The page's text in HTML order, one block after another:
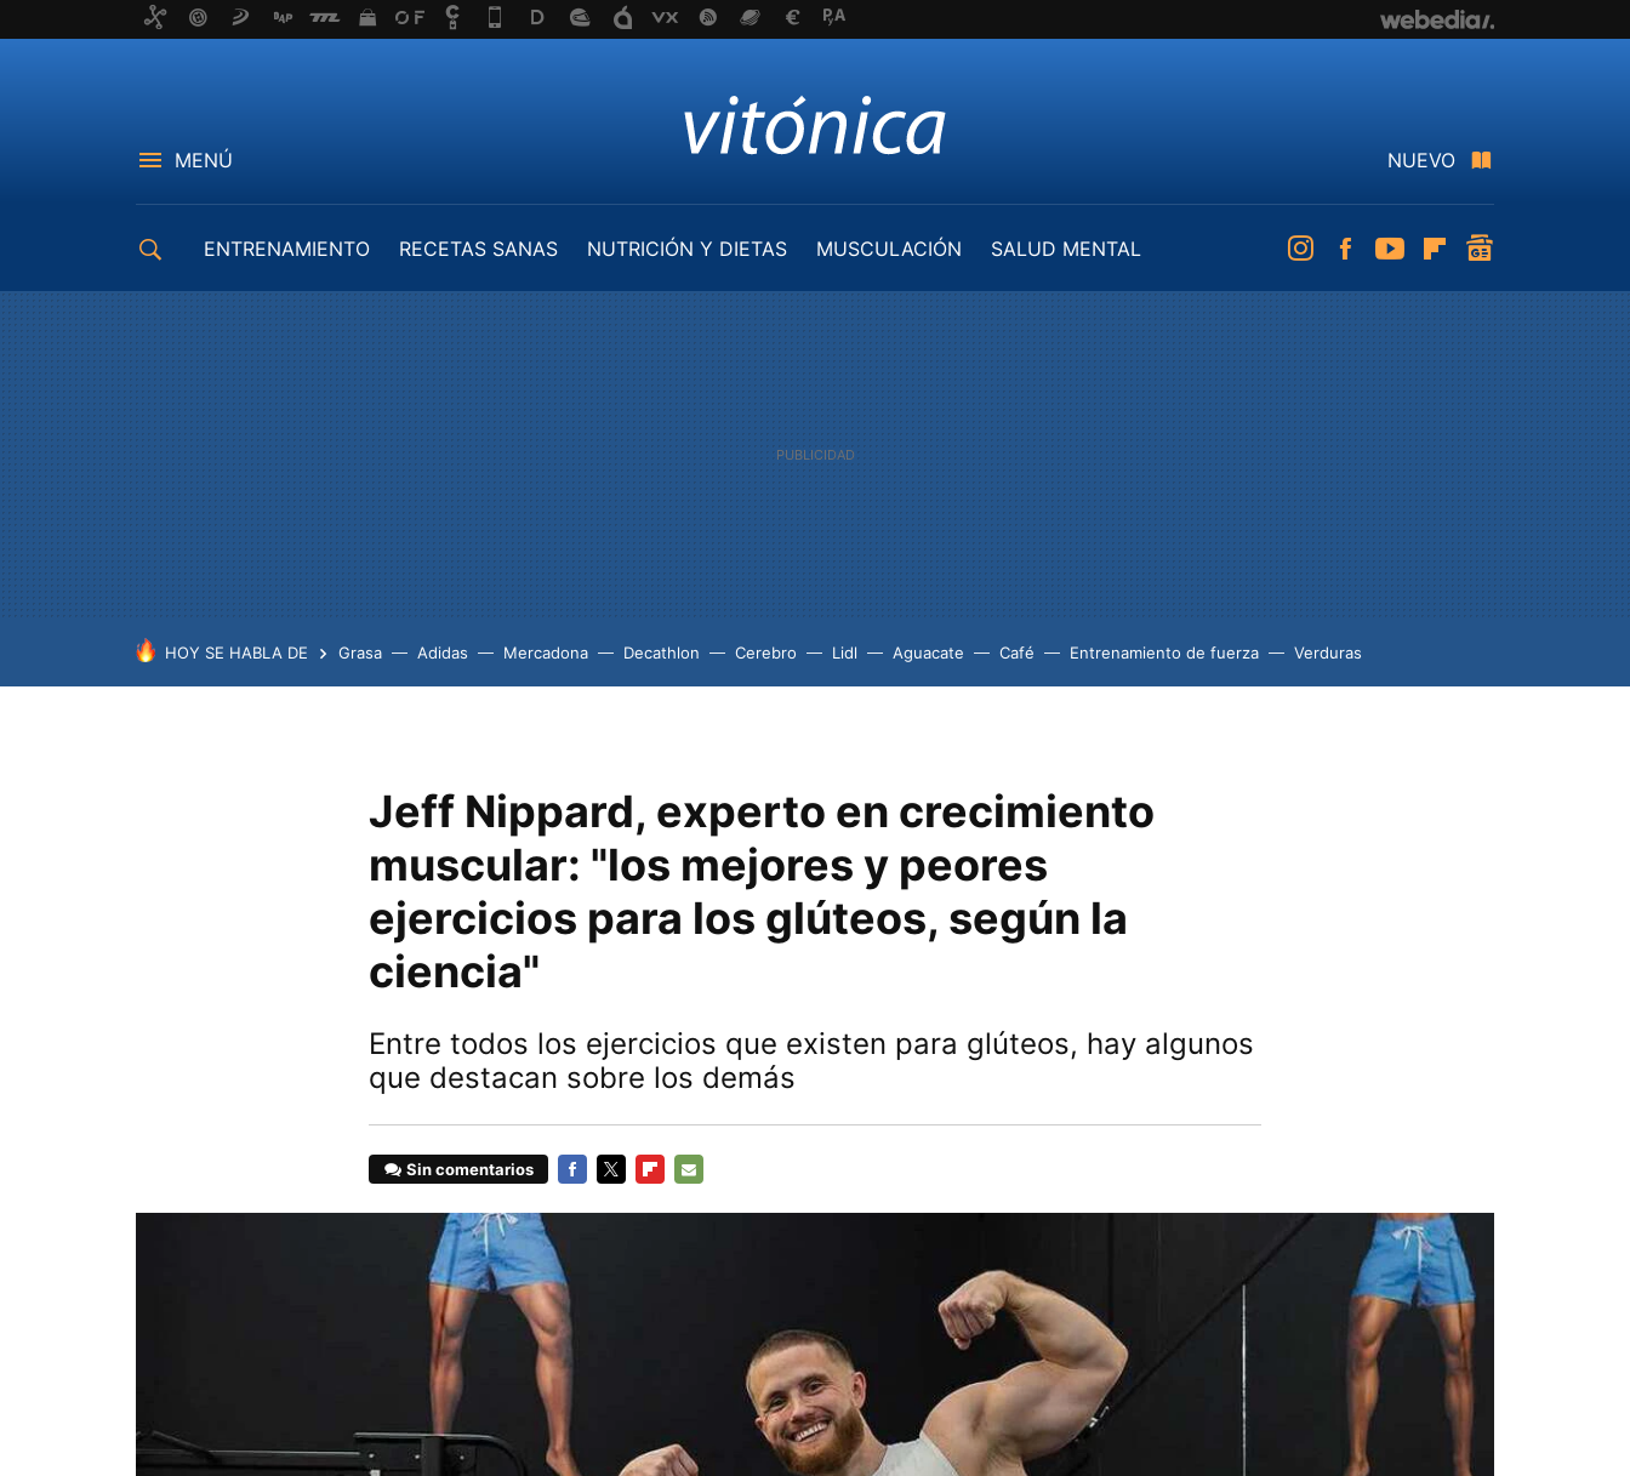
MENÚ NUEVO
ENTRENAMIENTO RECETAS SANAS NUTRICIÓN Y DIETAS MUSCULACIÓN
SALUD MENTAL
InstagramFacebookYoutubeFlipboard
HOY SE HABLA DE Grasa Adidas Mercadona Decathlon Cerebro Lidl Aguacate Café Entrenamiento de fuerza Verduras
Jeff Nippard, experto en crecimiento
muscular: "los mejores y peores
ejercicios para los glúteos, según la
ciencia"
Entre todos los ejercicios que existen para glúteos, hay algunos
que destacan sobre los demás
Sin comentarios